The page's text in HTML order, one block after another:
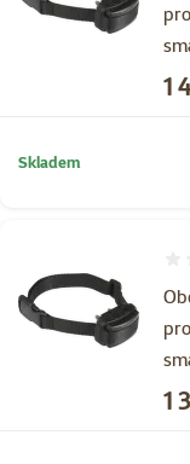
1
Skladem
1